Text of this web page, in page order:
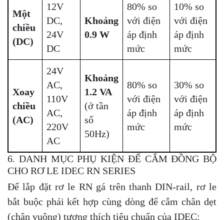
Một
chiều
(DC)
12V
DC,
24V
DC
Khoảng
0.9 W
80% so
với điện
áp định
mức
10% so
với điện
áp định
mức
Xoay
chiều
(AC)
24V
AC,
110V
AC,
220V
AC
Khoảng
1.2 VA
(ở tần
số
50Hz)
80% so
với điện
áp định
mức
30% so
với điện
áp định
mức
6. DANH MỤC PHỤ KIỆN ĐẾ CẮM ĐỒNG BỘ
CHO RƠ LE IDEC RN SERIES
Để lắp đặt rơ le RN gá trên thanh DIN-rail, rơ le
bắt buộc phải kết hợp cùng dòng đế cắm chân dẹt
(chân vuông) tương thích tiêu chuẩn của IDEC: